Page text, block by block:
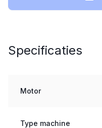
Specificaties
Motor
Type machine